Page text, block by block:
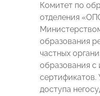
Комитет по
отделения
образования
частных
образования с
сертификатов.
доступа